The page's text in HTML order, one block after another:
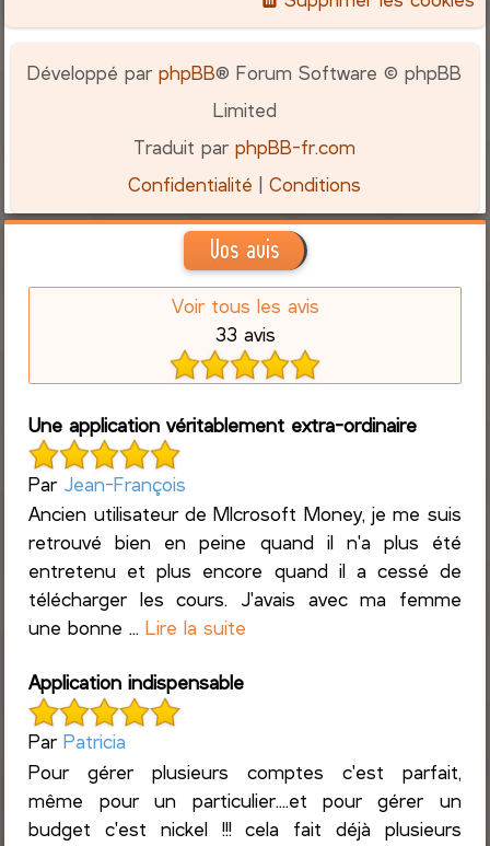
Développé parphpBB® Forum Software © phpBB
Limited
Traduit parphpBB-fr.com
Confidentialité |Conditions
Vos avis
Voir tous les avis
33 avis
Une application véritablement extra-ordinaire
Par Jean-François
Ancien utilisateur de MIcrosoft Money, je me suis
retrouvé bien en peine quand il n'a plus été
entretenu et plus encore quand il a cessé de
télécharger les cours. J'avais avec ma femme
une bonne ...Lire la suite
Application indispensable
ParPatricia
Pour gérer plusieurs comptes c'est parfait,
même pour un particulier....et pour gérer un
budget c'est nickel !!! cela fait déjà plusieurs